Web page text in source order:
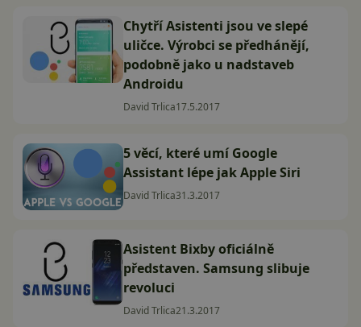
Chytří Asistenti jsou ve slepé
uličce. Výrobci se předhánějí,
podobně jako u nadstaveb
Androidu
David Trlica17.5.2017
5 věcí, které umí Google
Assistant lépe jak Apple Siri
David Trlica31.3.2017
Asistent Bixby oficiálně
představen. Samsung slibuje
revoluci
David Trlica21.3.2017